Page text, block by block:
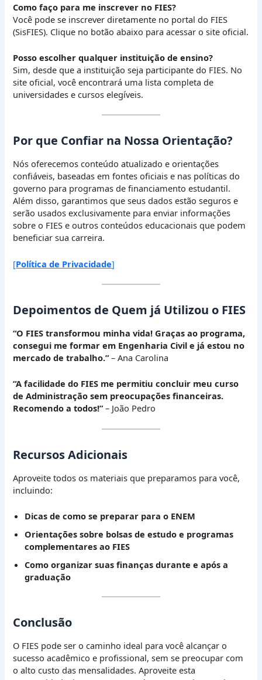
Como faço para me inscrever no FIES?
Você pode se inscrever diretamente no portal do FIES
(SisFIES). Clique no botão abaixo para acessar o site oficial.
Posso escolher qualquer instituição de ensino?
Sim, desde que a instituição seja participante do FIES. No
site oficial, você encontrará uma lista completa de
universidades e cursos elegíveis.
Por que Confiar na Nossa Orientação?
Nós oferecemos conteúdo atualizado e orientações
confiáveis, baseadas em fontes oficiais e nas políticas do
governo para programas de financiamento estudantil.
Além disso, garantimos que seus dados estão seguros e
serão usados exclusivamente para enviar informações
sobre o FIES e outros conteúdos educacionais que podem
beneficiar sua carreira.
[Política de Privacidade]
Depoimentos de Quem já Utilizou o FIES
“O FIES transformou minha vida! Graças ao programa,
consegui me formar em Engenharia Civil e já estou no
mercado de trabalho.”– Ana Carolina
“A facilidade do FIES me permitiu concluir meu curso
de Administração sem preocupações financeiras.
Recomendo a todos!”– João Pedro
Recursos Adicionais
Aproveite todos os materiais que preparamos para você,
incluindo:
Dicas de como se preparar para o ENEM
Orientações sobre bolsas de estudo e programas
complementares ao FIES
Como organizar suas finanças durante e após a
graduação
Conclusão
O FIES pode ser o caminho ideal para você alcançar o
sucesso acadêmico e profissional, sem se preocupar com
o alto custo das mensalidades. Aproveite esta